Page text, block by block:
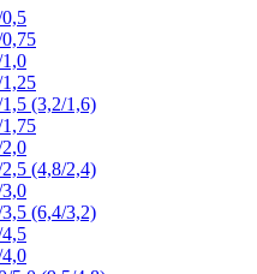
(3,2/1,6)
(4,8/2,4)
(6,4/3,2)